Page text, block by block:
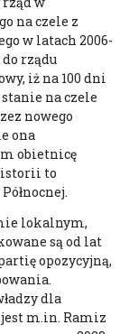
na czele z
w latach 2006-
rządu
iż na 100 dni
na czele
nowego
ona
obietnicę
to
lokalnym,
są od lat
opozycyjną,
dla
m.in. Ramiz